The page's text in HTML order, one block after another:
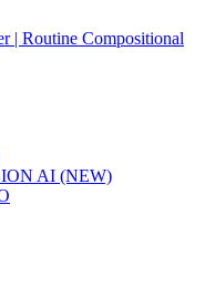
AI (NEW)